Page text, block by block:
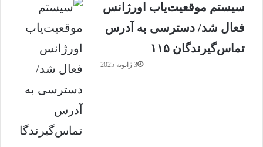
سیستم موقعیت‌یاب اورژانس
فعال شد/ دسترسی به آدرس
تماس‌گیرندگان ۱۱۵
3 ژانویه 2025